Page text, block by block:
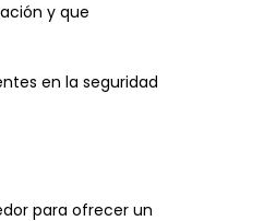
y que
en la seguridad
para ofrecer un